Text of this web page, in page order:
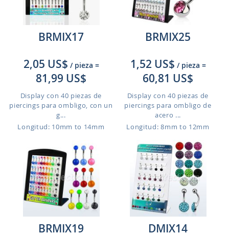
BRMIX17
2,05 US$ / pieza =
81,99 US$
Display con 40 piezas de
piercings para ombligo, con un
g...
Longitud: 10mm to 14mm
BRMIX25
1,52 US$ / pieza =
60,81 US$
Display con 40 piezas de
piercings para ombligo de
acero ...
Longitud: 8mm to 12mm
BRMIX19
DMIX14